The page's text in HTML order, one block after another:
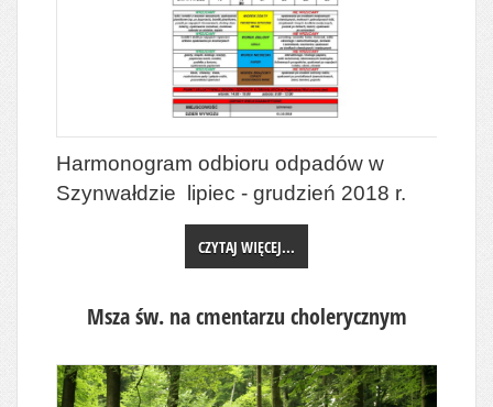
Harmonogram odbioru odpadów w
Szynwałdzie lipiec - grudzień 2018 r.
CZYTAJ WIĘCEJ...
Msza św. na cmentarzu cholerycznym